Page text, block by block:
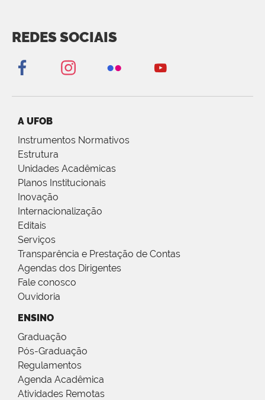
REDES SOCIAIS
A UFOB
Instrumentos Normativos
Estrutura
Unidades Acadêmicas
Planos Institucionais
Inovação
Internacionalização
Editais
Serviços
Transparência e Prestação de Contas
Agendas dos Dirigentes
Fale conosco
Ouvidoria
ENSINO
Graduação
Pós-Graduação
Regulamentos
Agenda Acadêmica
Atividades Remotas